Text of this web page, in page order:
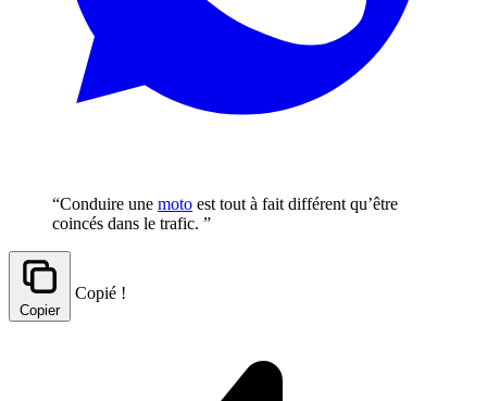
“Conduire une moto est tout à fait différent qu’être
coincés dans le trafic. ”
Copier
Copié !